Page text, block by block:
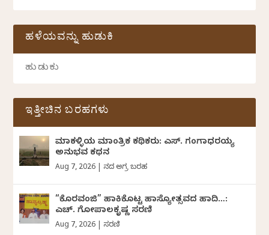
ಹಳೆಯವನ್ನು ಹುಡುಕಿ
ಇತ್ತೀಚಿನ ಬರಹಗಳು
ಮಾಕಳ್ಳಿಯ ಮಾಂತ್ರಿಕ ಕಥಿಕರು: ಎಸ್. ಗಂಗಾಧರಯ್ಯ
ಅನುಭವ ಕಥನ
Aug 7, 2026 ದಿನದ ಅಗ್ರ ಬರಹ
“ಕೊರವಂಜಿ” ಹಾಕಿಕೊಟ್ಟ ಹಾಸ್ಯೋತ್ಸವದ ಹಾದಿ…:
ಎಚ್. ಗೋಪಾಲಕೃಷ್ಣ ಸರಣಿ
Aug 7, 2026 ಸರಣಿ